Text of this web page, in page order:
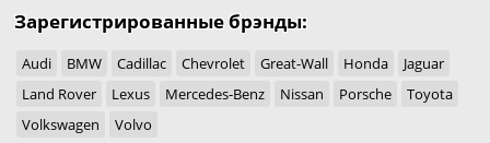
Зарегистрированные брэнды:
Audi BMW Cadillac Chevrolet Great-Wall Honda
Jaguar
Land Rover
Lexus Mercedes-Benz Nissan Porsche
Toyota
Volkswagen
Volvo